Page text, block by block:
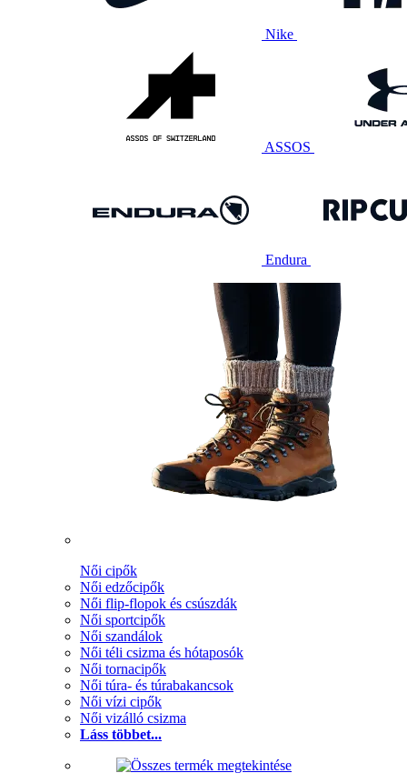
Nike
ASSOS
Endura
Női cipők
Női edzőcipők
Női flip-flopok és csúszdák
Női sportcipők
Női szandálok
Női téli csizma és hótaposók
Női tornacipők
Női túra- és túrabakancsok
Női vízi cipők
Női vizálló csizma
Láss többet...